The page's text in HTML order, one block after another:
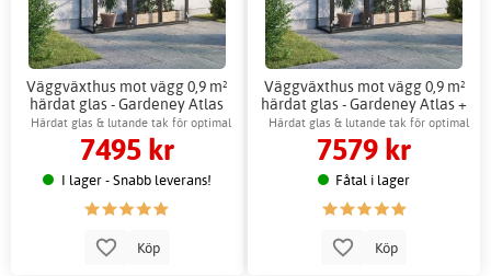
Väggväxthus mot vägg 0,9 m²
härdat glas - Gardeney Atlas
Härdat glas & lutande tak för optimal
odling
7495 kr
I lager - Snabb leverans!
Köp
Väggväxthus mot vägg 0,9 m²
härdat glas - Gardeney Atlas +
Växthustillbehör
Härdat glas & lutande tak för optimal
odling
7579 kr
Fåtal i lager
Köp